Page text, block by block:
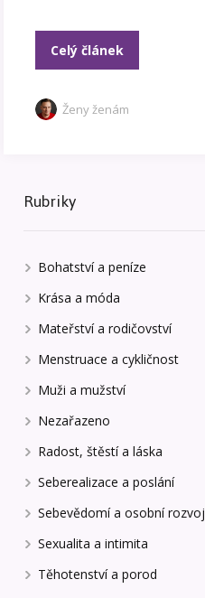
Celý článek
Ženy ženám
Rubriky
Bohatství a peníze
Krása a móda
Mateřství a rodičovství
Menstruace a cykličnost
Muži a mužství
Nezařazeno
Radost, štěstí a láska
Seberealizace a poslání
Sebevědomí a osobní rozvoj
Sexualita a intimita
Těhotenství a porod